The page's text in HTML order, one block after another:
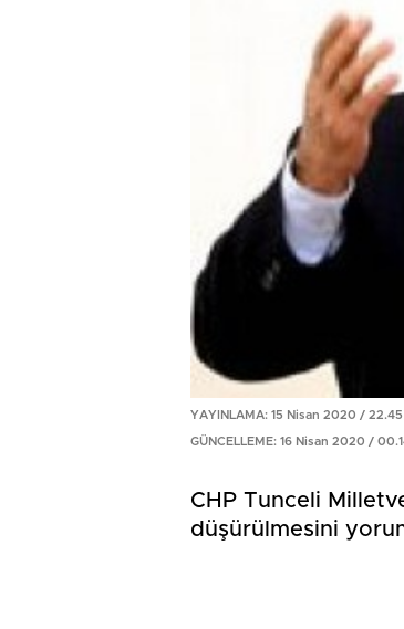
YAYINLAMA: 15 Nisan 2020 / 22.45
GÜNCELLEME: 16 Nisan 2020 /
CHP Tunceli
düşürülmesini